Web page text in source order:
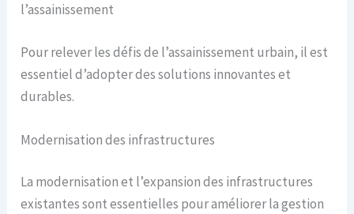
l’assainissement
Pour relever les défis de l’assainissement urbain, il est
essentiel d’adopter des solutions innovantes et
durables.
Modernisation des infrastructures
La modernisation et l’expansion des infrastructures
existantes sont essentielles pour améliorer la gestion